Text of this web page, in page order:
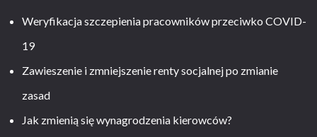
Weryfikacja szczepienia pracowników przeciwko COVID-
19
Zawieszenie i zmniejszenie renty socjalnej po zmianie
zasad
Jak zmienią się wynagrodzenia kierowców?